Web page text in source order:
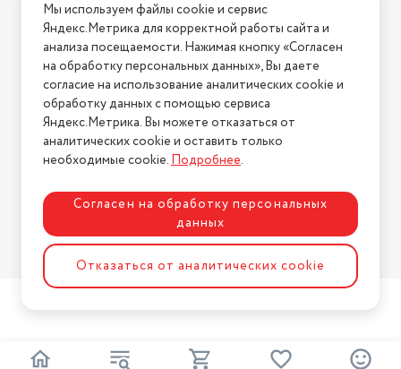
Условия возврата
Нашли ошибку на сайте? Напишите нам
2026 © Интернет-магазин "АстМаркет". У нас есть всё!
Политика конфиденциальности
Разработка сайтаASTDESIGN
Мы используем файлы cookie и сервис
Яндекс.Метрика для корректной работы сайта и
анализа посещаемости. Нажимая кнопку «Согласен
на обработку персональных данных», Вы даете
согласие на использование аналитических cookie и
обработку данных с помощью сервиса
Яндекс.Метрика. Вы можете отказаться от
аналитических cookie и оставить только
необходимые cookie.Подробнее.
Согласен на обработку персональных
данных
Отказаться от аналитических cookie